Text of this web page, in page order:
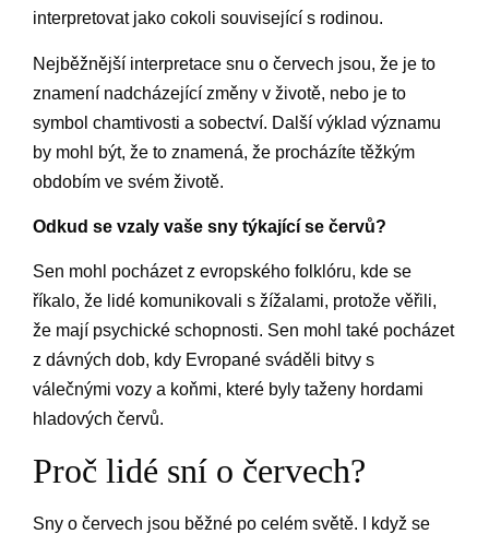
interpretovat jako cokoli související s rodinou.
Nejběžnější interpretace snu o červech jsou, že je to
znamení nadcházející změny v životě, nebo je to
symbol chamtivosti a sobectví. Další výklad významu
by mohl být, že to znamená, že procházíte těžkým
obdobím ve svém životě.
Odkud se vzaly vaše sny týkající se červů?
Sen mohl pocházet z evropského folklóru, kde se
říkalo, že lidé komunikovali s žížalami, protože věřili,
že mají psychické schopnosti. Sen mohl také pocházet
z dávných dob, kdy Evropané sváděli bitvy s
válečnými vozy a koňmi, které byly taženy hordami
hladových červů.
Proč lidé sní o červech?
Sny o červech jsou běžné po celém světě. I když se